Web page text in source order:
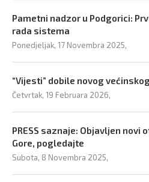
Pametni nadzor u Podgorici:
rada sistema
Ponedjeljak, 17 Novembra 2025,
“Vijesti” dobile novog
Četvrtak, 19 Februara 2026,
PRESS saznaje: Objavljen novi
Gore, pogledajte
Subota, 8 Novembra 2025,